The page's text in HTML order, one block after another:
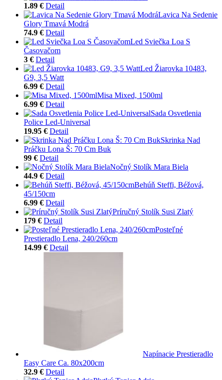
1.89 € Detail
Lavica Na Sedenie
Glory Tmavá Modrá
74.9 € Detail
Led Sviečka Loa S
Časovačom
3 € Detail
Led Žiarovka 10483,
G9, 3,5 Watt
6.99 € Detail
Misa Mixed, 1500ml
6.99 € Detail
Sada Osvetlenia
Police Led-Universal
19.95 € Detail
Skrinka Nad
Práčku Lona Š: 70 Cm Buk
99 € Detail
Nočný Stolík Mara Biela
44.9 € Detail
Behúň Steffi, Béžová,
45/150cm
6.99 € Detail
Príručný Stolík Susi Zlatý
179 € Detail
Posteľné
Prestieradlo Lena, 240/260cm
14.99 € Detail
Napínacie Prestieradlo
Easy Care Ca. 80x200cm
32.9 € Detail